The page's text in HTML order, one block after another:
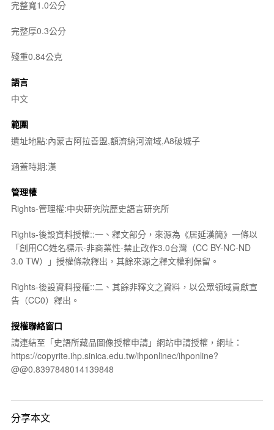
完整寬1.0公分
完整厚0.3公分
殘重0.84公克
語言
中文
範圍
遺址地點:內蒙古阿拉善盟,額濟納河流域,A8破城子
涵蓋時期:漢
管理權
Rights-管理權:中央研究院歷史語言研究所
Rights-後設資料授權::一、釋文部分，來源為《居延漢簡》一條以
「創用CC姓名標示-非商業性-禁止改作3.0台灣（CC BY-NC-ND
3.0 TW）」授權條款釋出，其餘來源之釋文權利保留。
Rights-後設資料授權::二、其餘非釋文之資料，以公眾領域貢獻宣
告（CC0）釋出。
授權聯絡窗口
請連結至「史語所藏品圖像授權申請」網站申請授權，網址：
https://copyrite.ihp.sinica.edu.tw/ihponlinec/ihponline?
@@0.8397848014139848
分享本文